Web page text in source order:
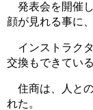
発表会を開催
顔が見れる事に
インストラク
交換もできている
住商は、人と
れた。